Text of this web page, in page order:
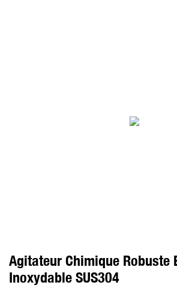
Agitateur Chimique Robuste
Inoxydable SUS304